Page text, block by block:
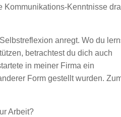
Kommunikations-Kenntnisse
anregt. Wo du
betrachtest du dich auch
in meiner Firma ein
Form gestellt wurden.
Arbeit?